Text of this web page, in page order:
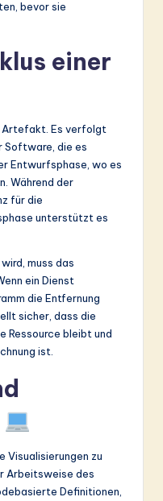
bevor sie
einer
Artefakt. Es verfolgt
Software, die es
Entwurfsphase, wo es
Während der
für die
unterstützt es
muss das
ein Dienst
die Entfernung
sicher, dass die
Ressource bleibt und
ist.
Visualisierungen zu
Arbeitsweise des
Definitionen,